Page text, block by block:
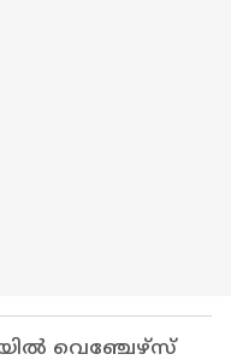
വെഞ്ചേഴ്‌സ്